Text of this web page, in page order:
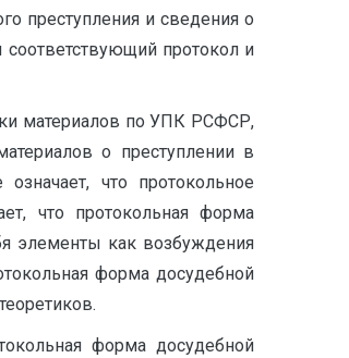
преступления и сведения о
соответствующий протокол и
материалов по УПК РСФСР,
о преступлении в
что протокольное
что протокольная форма
элементы как возбуждения
форма досудебной
форма досудебной